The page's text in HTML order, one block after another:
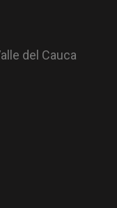
del Cauca